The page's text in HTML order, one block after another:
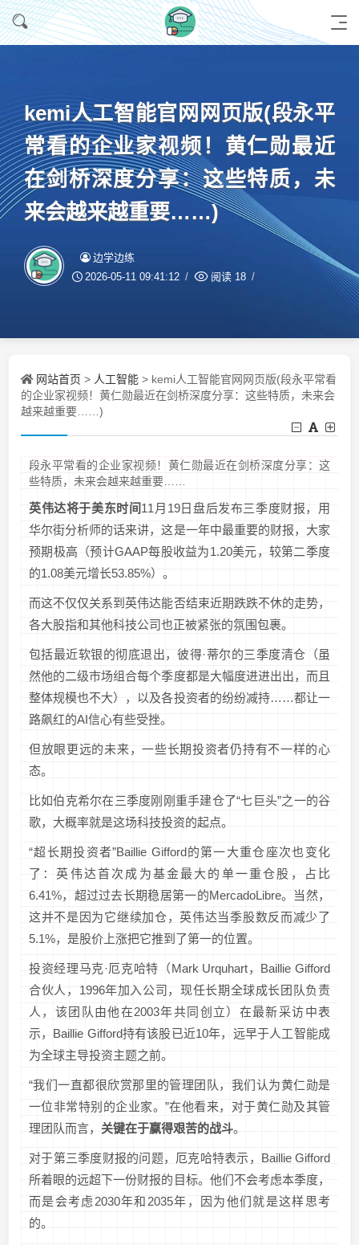
kemi人工智能官网网页版(段永平
常看的企业家视频！黄仁勋最近
在剑桥深度分享：这些特质，未
来会越来越重要……)
边学边练
2026-05-11 09:41:12 阅读 18
网站首页 > 人工智能 > kemi人工智能官网网页版(段永平常看
的企业家视频！黄仁勋最近在剑桥深度分享：这些特质，未来会
越来越重要……)
段永平常看的企业家视频！黄仁勋最近在剑桥深度分享：这
些特质，未来会越来越重要……
英伟达将于美东时间11月19日盘后发布三季度财报，用
华尔街分析师的话来讲，这是一年中最重要的财报，大家
预期极高（预计GAAP每股收益为1.20美元，较第二季度
的1.08美元增长53.85%）。
而这不仅仅关系到英伟达能否结束近期跌跌不休的走势，
各大股指和其他科技公司也正被紧张的氛围包裹。
包括最近软银的彻底退出，彼得·蒂尔的三季度清仓（虽
然他的二级市场组合每个季度都是大幅度进进出出，而且
整体规模也不大），以及各投资者的纷纷减持……都让一
路飙红的AI信心有些受挫。
但放眼更远的未来，一些长期投资者仍持有不一样的心
态。
比如伯克希尔在三季度刚刚重手建仓了“七巨头”之一的谷
歌，大概率就是这场科技投资的起点。
“超长期投资者”Baillie Gifford的第一大重仓座次也变化
了：英伟达首次成为基金最大的单一重仓股，占比
6.41%，超过过去长期稳居第一的MercadoLibre。当然，
这并不是因为它继续加仓，英伟达当季股数反而减少了
5.1%，是股价上涨把它推到了第一的位置。
投资经理马克·厄克哈特（Mark Urquhart，Baillie Gifford
合伙人，1996年加入公司，现任长期全球成长团队负责
人，该团队由他在2003年共同创立）在最新采访中表
示，Baillie Gifford持有该股已近10年，远早于人工智能成
为全球主导投资主题之前。
“我们一直都很欣赏那里的管理团队，我们认为黄仁勋是
一位非常特别的企业家。”在他看来，对于黄仁勋及其管
理团队而言， 关键在于赢得艰苦的战斗。
对于第三季度财报的问题，厄克哈特表示，Baillie Gifford
所着眼的远超下一份财报的目标。他们不会考虑本季度，
而是会考虑2030年和2035年，因为他们就是这样思考
的。